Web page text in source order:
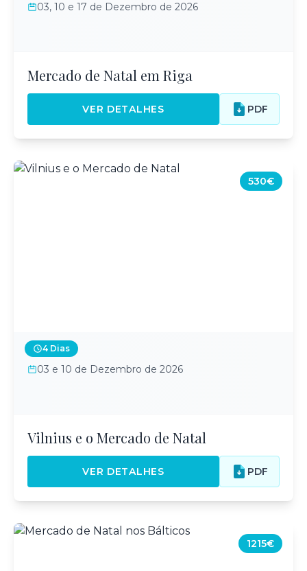
03, 10 e 17 de Dezembro de 2026
Mercado de Natal em Riga
VER DETALHES PDF
530€
4 Dias
03 e 10 de Dezembro de 2026
Vilnius e o Mercado de Natal
VER DETALHES PDF
1215€